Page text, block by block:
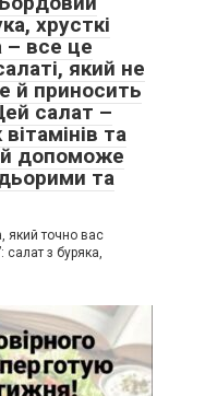
хрусткі
– все це
який не
й приносить
салат –
та
допоможе
та
який точно вас
салат з буряка,